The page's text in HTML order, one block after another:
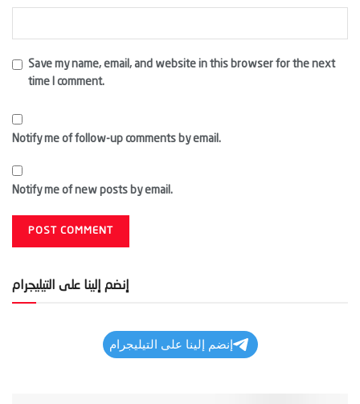
Save my name, email, and website in this browser for the next
time I comment.
Notify me of follow-up comments by email.
Notify me of new posts by email.
إنضم إلينا على التيليجرام
إنضم إلينا على التيليجرام